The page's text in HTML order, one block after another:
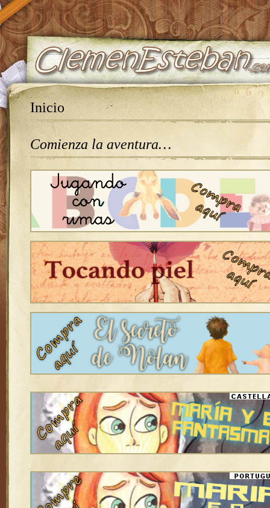
Inicio
Comienza la aventura…